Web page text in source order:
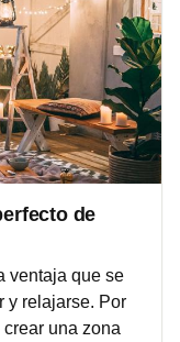
de
ventaja que se
y relajarse. Por
una zona